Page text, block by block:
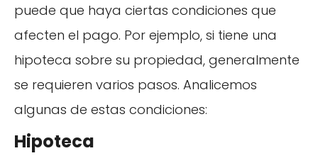
puede que haya ciertas condiciones que
afecten el pago. Por ejemplo, si tiene una
hipoteca sobre su propiedad, generalmente
se requieren varios pasos. Analicemos
algunas de estas condiciones:
Hipoteca